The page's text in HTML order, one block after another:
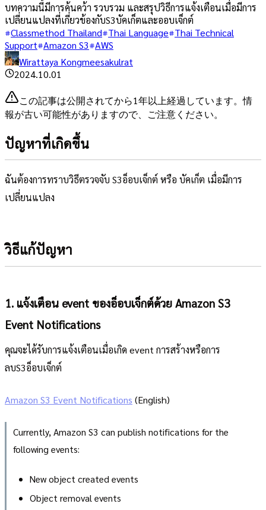
บทความนี้มีการค้นคว้า รวบรวม และสรุปวิธีการแจ้งเตือนเมื่อมีการ
เปลี่ยนแปลงที่เกี่ยวข้องกับS3บัคเก็ตและออบเจ็กต์
Classmethod Thailand Thai Language Thai Technical
Support Amazon S3 AWS
Wirattaya Kongmeesakulrat
2024.10.01
この記事は公開されてから1年以上経過しています。情
報が古い可能性がありますので、ご注意ください。
ปัญหาที่เกิดขึ้น
ฉันต้องการทราบวิธีตรวจจับ S3อ็อบเจ็กต์ หรือ บัคเก็ต เมื่อมีการ
เปลี่ยนแปลง
วิธีแก้ปัญหา
1. แจ้งเตือน event ของอ็อบเจ็กต์ด้วย Amazon S3
Event Notifications
คุณจะได้รับการแจ้งเตือนเมื่อเกิด event การสร้างหรือการ
ลบS3อ็อบเจ็กต์
Amazon S3 Event Notifications (English)
Currently, Amazon S3 can publish notifications for the
following events:
New object created events
Object removal events